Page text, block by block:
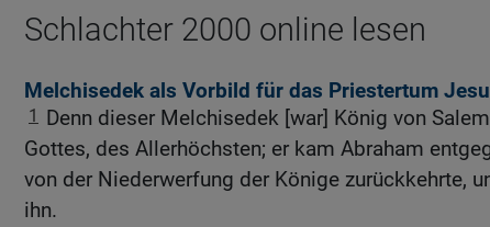
Schlachter 2000 online lesen
Melchisedek als Vorbild für das Priestertum
1
Denn dieser Melchisedek [war] König von
Gottes, des Allerhöchsten; er kam Abraham
von der Niederwerfung der Könige zurückkehrte,
ihn.